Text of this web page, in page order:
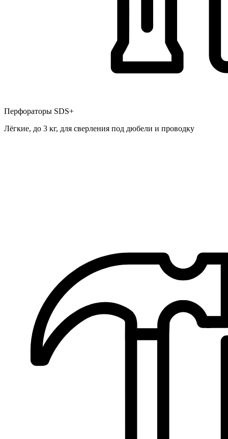
Перфораторы SDS+
Лёгкие, до 3 кг, для сверления под дюбели и проводку